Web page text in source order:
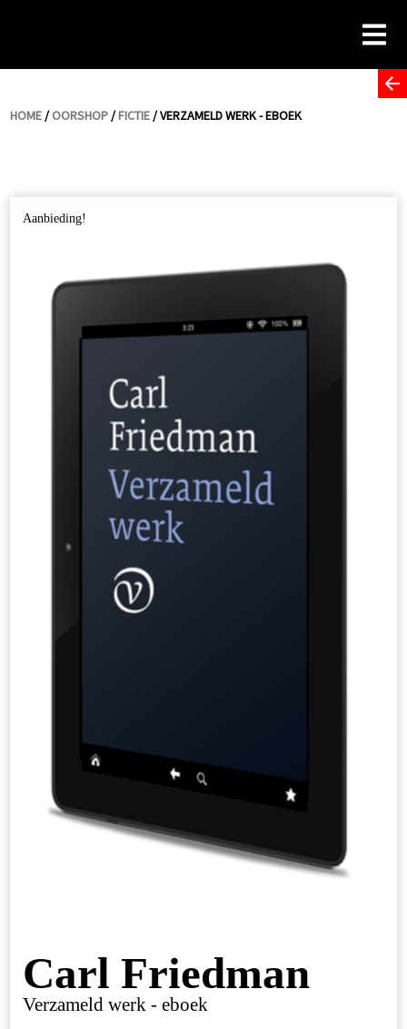
HOME/OORSHOP/FICTIE/ VERZAMELD WERK - EBOEK
Aanbieding!
Carl Friedman
Verzameld werk - eboek